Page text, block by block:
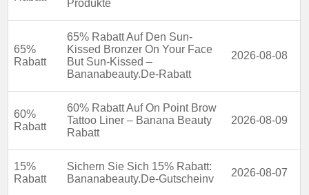
Produkte
65%
Rabatt
65% Rabatt Auf Den Sun-
Kissed Bronzer On Your Face
But Sun-Kissed –
Bananabeauty.De-Rabatt
2026-08-08
60%
Rabatt
60% Rabatt Auf On Point Brow
Tattoo Liner – Banana Beauty
Rabatt
2026-08-09
15%
Rabatt
Sichern Sie Sich 15% Rabatt:
Bananabeauty.De-Gutscheinv
2026-08-07